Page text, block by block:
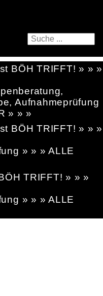
BÖH TRIFFT! » » »
Aufnahmeprüfung
» » »
BÖH TRIFFT! » » »
» » » ALLE
TRIFFT! » » »
» » » ALLE